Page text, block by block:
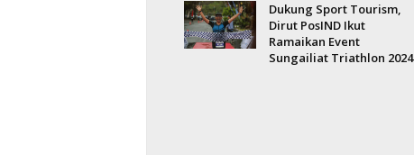
Dukung Sport Tourism,
Dirut PosIND Ikut
Ramaikan Event
Sungailiat Triathlon 2024